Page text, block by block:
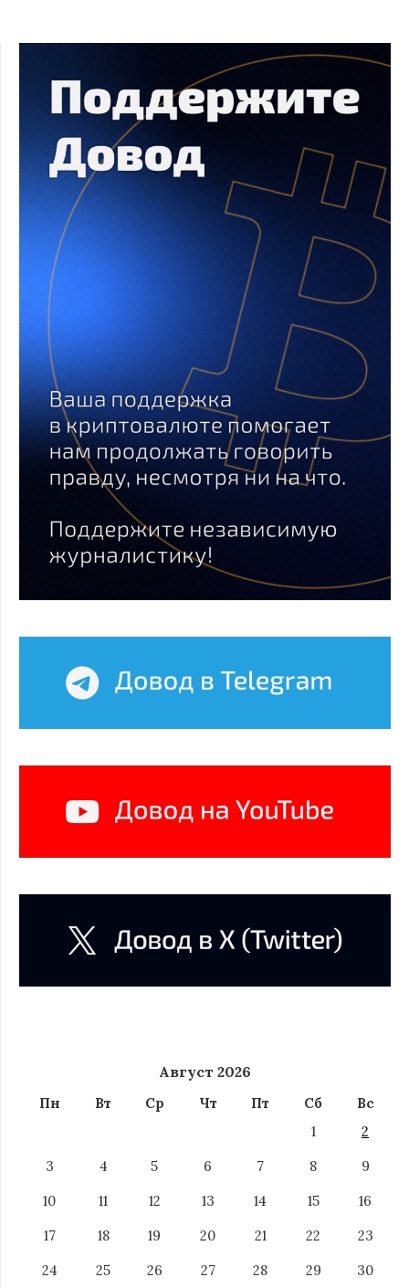
Август 2026
Пн Вт Ср Чт Пт Сб
Вс
1
2
3
4 5 6 7 8
9
10
11 12 13 14 15
16
17
18 19 20 21 22
23
24
25 26 27 28 29
30